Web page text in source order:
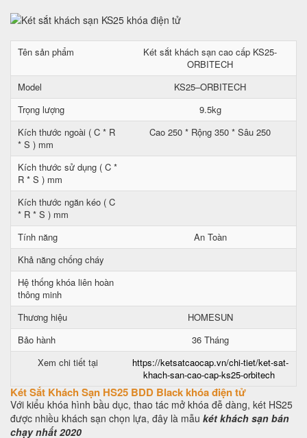
Tên sản phẩm
Két sắt khách sạn cao cấp KS25-
ORBITECH
Model
KS25–ORBITECH
Trọng lượng
9.5kg
Kích thước ngoài ( C * R
* S ) mm
Cao 250 * Rộng 350 * Sâu 250
Kích thước sử dụng ( C *
R * S ) mm
Kích thước ngăn kéo ( C
* R * S ) mm
Tính năng
An Toàn
Khả năng chống cháy
Hệ thống khóa liên hoàn
thông minh
Thương hiệu
HOMESUN
Bảo hành
36 Tháng
Xem chi tiết tại
https://ketsatcaocap.vn/chi-tiet/ket-sat-
khach-san-cao-cap-ks25-orbitech
Két Sắt Khách Sạn HS25 BDD Black khóa điện tử
Với kiểu khóa hình bầu dục, thao tác mở khóa đễ dàng, két HS25
được nhiều khách sạn chọn lựa, đây là mẫu két khách sạn bán
chạy nhất 2020